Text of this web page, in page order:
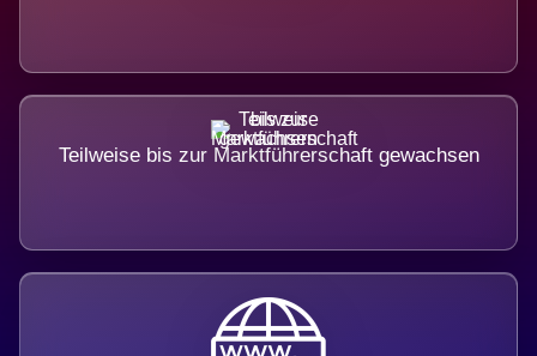
Teilweise bis zur Marktführerschaft gewachsen